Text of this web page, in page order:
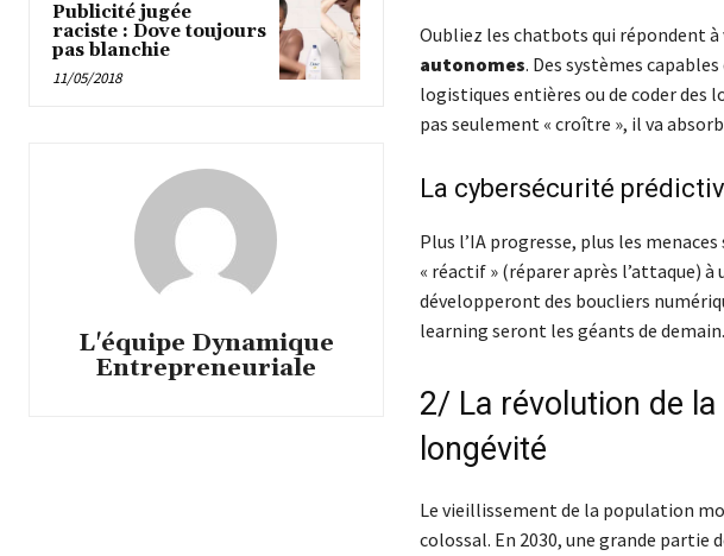
Publicité jugée
raciste : Dove toujours
pas blanchie
11/05/2018
L'équipe Dynamique
Entrepreneuriale
Oubliez les chatbots qui répondent
autonomes. Des systèmes
logistiques entières ou de coder des
pas seulement « croître », il va
La cybersécurité
Plus l’IA progresse, plus les
« réactif » (réparer après l’attaque)
développeront des boucliers
learning seront les géants de demain.
2/ La révolution de la
longévité
Le vieillissement de la population
colossal. En 2030, une grande partie